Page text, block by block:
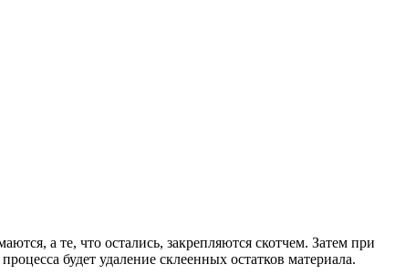
а те, что остались, закрепляются скотчем. Затем при
будет удаление склеенных остатков материала.